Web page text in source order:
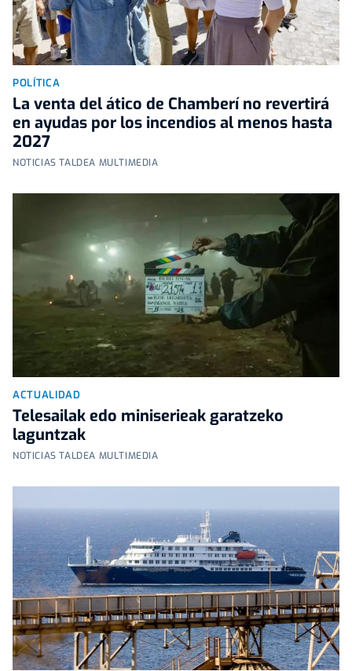
POLÍTICA
La venta del ático de Chamberí no revertirá
en ayudas por los incendios al menos hasta
2027
NOTICIAS TALDEA MULTIMEDIA
ACTUALIDAD
Telesailak edo miniserieak garatzeko
laguntzak
NOTICIAS TALDEA MULTIMEDIA